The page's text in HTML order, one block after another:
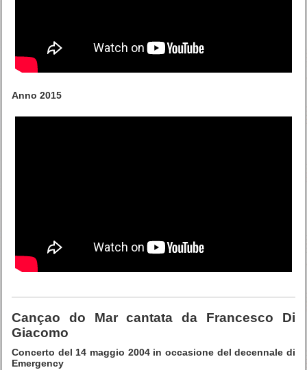
Anno 2015
Cançao do Mar cantata da Francesco Di
Giacomo
Concerto del 14 maggio 2004 in occasione del decennale di
Emergency